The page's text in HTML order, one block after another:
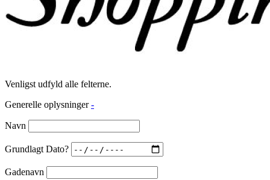
Venligst udfyld alle felterne.
Generelle oplysninger -
Navn
Grundlagt Dato?
Gadenavn